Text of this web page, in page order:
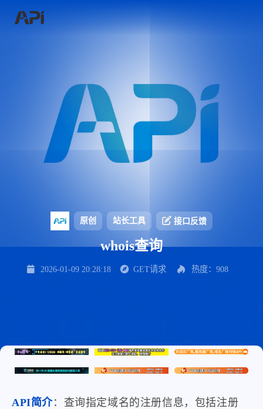
原创 站长工具 接口反馈
whois查询
2026-01-09 20:28:18 GET请求 热度：908
API简介：查询指定域名的注册信息，包括注册